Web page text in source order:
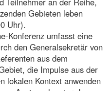
Gebieten leben
Uhr).
Konferenz umfasst eine
den Generalsekretär von
aus dem
die Impulse aus der
lokalen Kontext anwenden